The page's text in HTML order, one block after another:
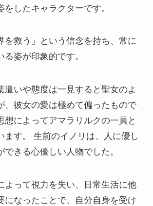
をしたキャラクターです。
を救う」という信念を持ち、常に
姿が印象的です。
遣いや態度は一見すると聖女のよ
、彼女の愛は極めて偏ったもので
想によってアマラリルクの一員と
ます。 生前のイノリは、人に優し
できる心優しい人物でした。
よって視力を失い、日常生活に他
になったことで、自分自身を受け